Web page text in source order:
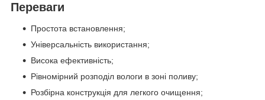
Переваги
Простота встановлення;
Універсальність використання;
Висока ефективність;
Рівномірний розподіл вологи в зоні поливу;
Розбірна конструкція для легкого очищення;